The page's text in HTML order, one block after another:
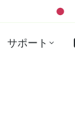
サポート